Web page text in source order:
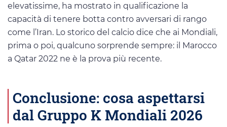
elevatissime, ha mostrato in qualificazione la
capacità di tenere botta contro avversari di rango
come l’Iran. Lo storico del calcio dice che ai Mondiali,
prima o poi, qualcuno sorprende sempre: il Marocco
a Qatar 2022 ne è la prova più recente.
Conclusione: cosa aspettarsi
dal Gruppo K Mondiali 2026